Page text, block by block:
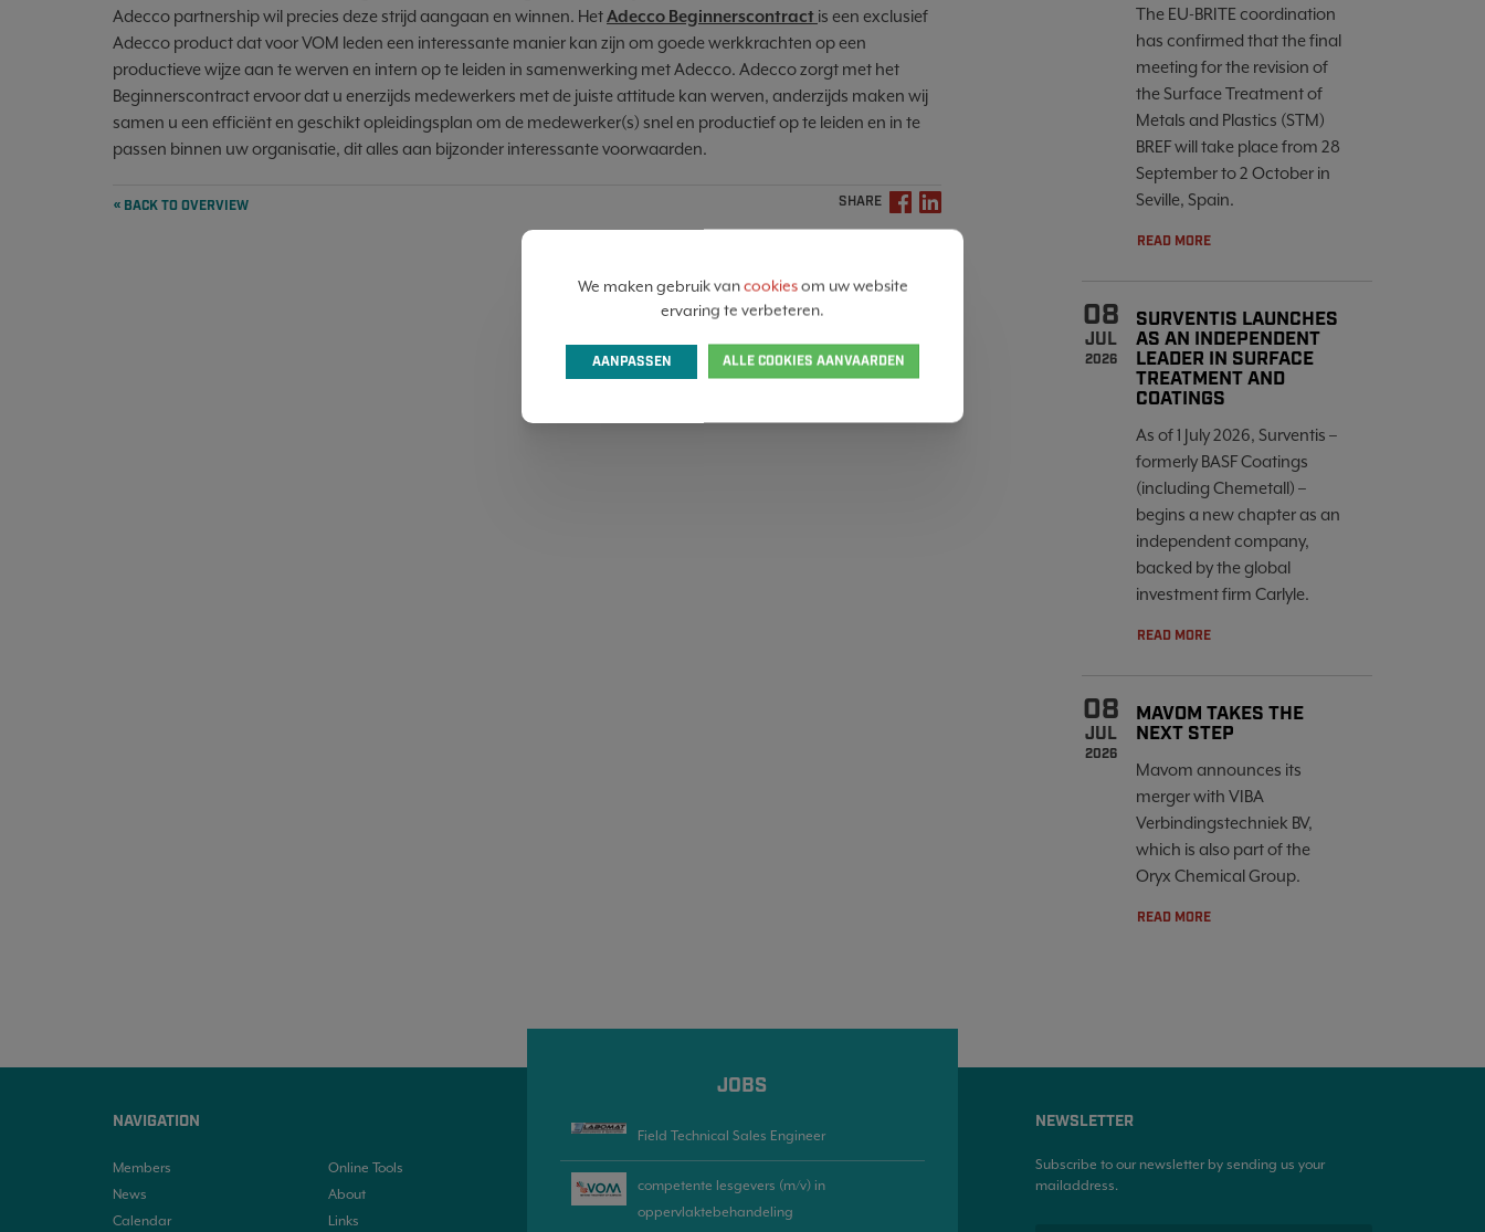
Adecco partnership wil precies deze strijd aangaan en winnen. HetAdecco Beginnerscontract is een exclusief
Adecco product dat voor VOM leden een interessante manier kan zijn om goede werkkrachten op een
productieve wijze aan te werven en intern op te leiden in samenwerking met Adecco. Adecco zorgt met het
Beginnerscontract ervoor dat u enerzijds medewerkers met de juiste attitude kan werven, anderzijds maken wij
samen u een efficiënt en geschikt opleidingsplan om de medewerker(s) snel en productief op te leiden en in te
passen binnen uw organisatie, dit alles aan bijzonder interessante voorwaarden.
« BACK TO OVERVIEW SHARE
The EU-BRITE coordination
has confirmed that the final
meeting for the revision of
the Surface Treatment of
Metals and Plastics (STM)
BREF will take place from 28
September to 2 October in
Seville, Spain.
READ MORE
08
JUL
2026
SURVENTIS LAUNCHES
AS AN INDEPENDENT
LEADER IN SURFACE
TREATMENT AND
COATINGS
As of 1 July 2026, Surventis –
formerly BASF Coatings
(including Chemetall) –
begins a new chapter as an
independent company,
backed by the global
investment firm Carlyle.
READ MORE
08
JUL
2026
MAVOM TAKES THE
NEXT STEP
Mavom announces its
merger with VIBA
Verbindingstechniek BV,
which is also part of the
Oryx Chemical Group.
READ MORE
NAVIGATION
Members
News
Calendar
Online Tools
About
Links
JOBS
Field Technical Sales Engineer
competente lesgevers (m/v) in
oppervlaktebehandeling
NEWSLETTER
Subscribe to our newsletter by sending us your
mailaddress.
We maken gebruik vancookiesom uw website
ervaring te verbeteren.
AANPASSEN ALLE COOKIES AANVAARDEN